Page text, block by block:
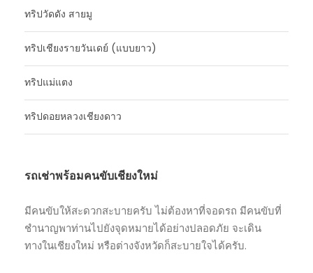
ทริปวัดดัง สายมู
ทริปเชียงรายวันเดย์ (แบบยาว)
ทริปแม่แตง
ทริปดอยหลวงเชียงดาว
รถเช่าพร้อมคนขับเชียงใหม่
มีคนขับให้สะดวกสะบายครับ ไม่ต้องหาที่จอดรถ มีคนขับที่
ชำนาญพาท่านไปยังจุดหมายได้อย่างปลอดภัย จะเดิน
ทางในเชียงใหม่ หรือต่างจังหวัดก็สะบายใจได้ครับ.